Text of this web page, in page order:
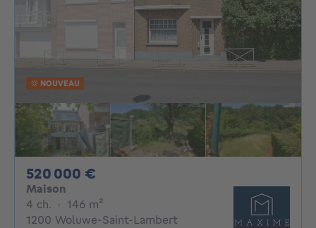
NOUVEAU
520 000 €
Maison
4 ch. 4 chambres
· 146 m²
1200 Woluwe-Saint-Lambert